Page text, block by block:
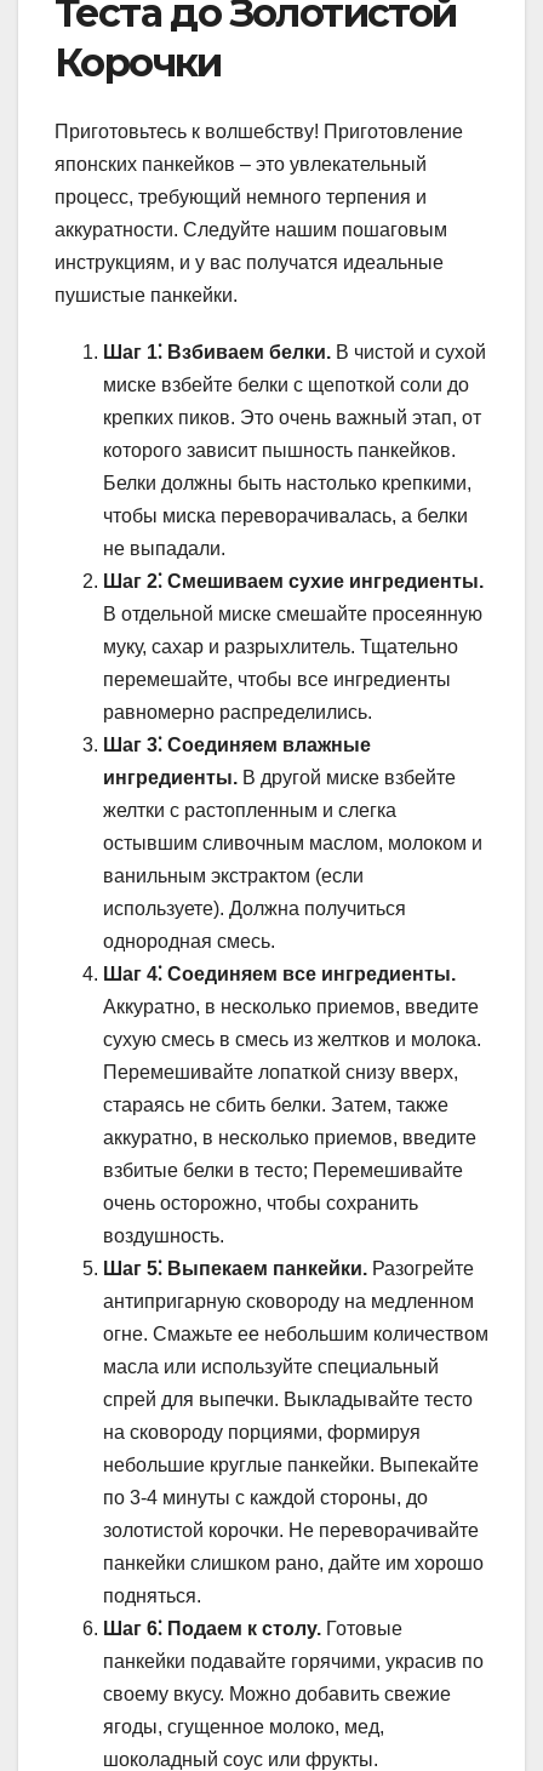
Теста до Золотистой
Корочки
Приготовьтесь к волшебству! Приготовление
японских панкейков – это увлекательный
процесс, требующий немного терпения и
аккуратности. Следуйте нашим пошаговым
инструкциям, и у вас получатся идеальные
пушистые панкейки.
Шаг 1⁚ Взбиваем белки. В чистой и сухой
миске взбейте белки с щепоткой соли до
крепких пиков. Это очень важный этап, от
которого зависит пышность панкейков.
Белки должны быть настолько крепкими,
чтобы миска переворачивалась, а белки
не выпадали.
Шаг 2⁚ Смешиваем сухие ингредиенты.
В отдельной миске смешайте просеянную
муку, сахар и разрыхлитель. Тщательно
перемешайте, чтобы все ингредиенты
равномерно распределились.
Шаг 3⁚ Соединяем влажные
ингредиенты. В другой миске взбейте
желтки с растопленным и слегка
остывшим сливочным маслом, молоком и
ванильным экстрактом (если
используете). Должна получиться
однородная смесь.
Шаг 4⁚ Соединяем все ингредиенты.
Аккуратно, в несколько приемов, введите
сухую смесь в смесь из желтков и молока.
Перемешивайте лопаткой снизу вверх,
стараясь не сбить белки. Затем, также
аккуратно, в несколько приемов, введите
взбитые белки в тесто; Перемешивайте
очень осторожно, чтобы сохранить
воздушность.
Шаг 5⁚ Выпекаем панкейки. Разогрейте
антипригарную сковороду на медленном
огне. Смажьте ее небольшим количеством
масла или используйте специальный
спрей для выпечки. Выкладывайте тесто
на сковороду порциями, формируя
небольшие круглые панкейки. Выпекайте
по 3-4 минуты с каждой стороны, до
золотистой корочки. Не переворачивайте
панкейки слишком рано, дайте им хорошо
подняться.
Шаг 6⁚ Подаем к столу. Готовые
панкейки подавайте горячими, украсив по
своему вкусу. Можно добавить свежие
ягоды, сгущенное молоко, мед,
шоколадный соус или фрукты.